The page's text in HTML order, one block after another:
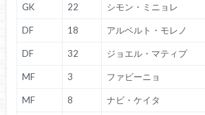
GK 22 シモン・ミニョレ
DF 18 アルベルト・モレノ
DF 32 ジョエル・マティプ
MF 3 ファビーニョ
MF 8 ナビ・ケイタ